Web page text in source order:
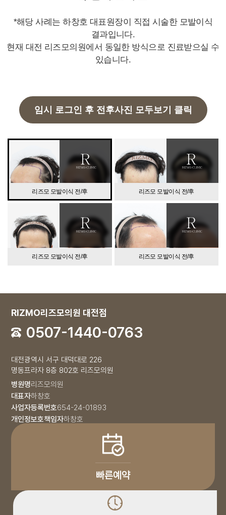
*해당 사례는 하창호 대표원장이 직접 시술한 모발이식
결과입니다.
현재 대전 리즈모의원에서 동일한 방식으로 진료받으실 수
있습니다.
임시 로그인 후 전후사진 모두보기 클릭
리즈모 모발이식 전/후 리즈모 모발이식 전/후
리즈모 모발이식 전/후 리즈모 모발이식 전/후
RIZMO리즈모의원 대전점
0507-1440-0763
대전광역시 서구 대덕대로 226
명동프라자 8층 802호 리즈모의원
병원명리즈모의원
대표자하창호
사업자등록번호654-24-01893
개인정보호책임자하창호
빠른예약